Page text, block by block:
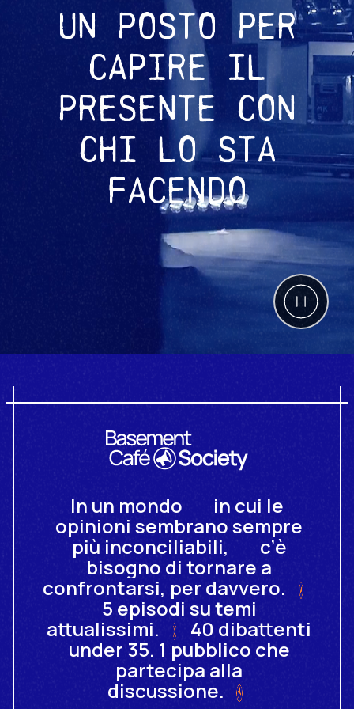
UN POSTO PER
CAPIRE IL
PRESENTE CON
CHI LO STA
FACENDO
Basement
In un mondo in cui le
opinioni sembranosempre
più inconciliabili, c’è
bisogno di tornare a
confrontarsi, per davvero.
5 episodi sutemi
attualissimi. 40 dibattenti
under 35. 1 pubblico che
partecipa alla
discussione.